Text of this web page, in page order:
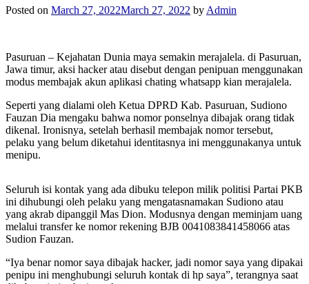
Posted on March 27, 2022March 27, 2022 by Admin
Pasuruan – Kejahatan Dunia maya semakin merajalela. di Pasuruan,
Jawa timur, aksi hacker atau disebut dengan penipuan menggunakan
modus membajak akun aplikasi chating whatsapp kian merajalela.
Seperti yang dialami oleh Ketua DPRD Kab. Pasuruan, Sudiono
Fauzan Dia mengaku bahwa nomor ponselnya dibajak orang tidak
dikenal. Ironisnya, setelah berhasil membajak nomor tersebut,
pelaku yang belum diketahui identitasnya ini menggunakanya untuk
menipu.
Seluruh isi kontak yang ada dibuku telepon milik politisi Partai PKB
ini dihubungi oleh pelaku yang mengatasnamakan Sudiono atau
yang akrab dipanggil Mas Dion. Modusnya dengan meminjam uang
melalui transfer ke nomor rekening BJB 0041083841458066 atas
Sudion Fauzan.
“Iya benar nomor saya dibajak hacker, jadi nomor saya yang dipakai
penipu ini menghubungi seluruh kontak di hp saya”, terangnya saat